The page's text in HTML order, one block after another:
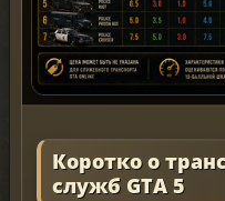
Коротко о
служб GTA 5